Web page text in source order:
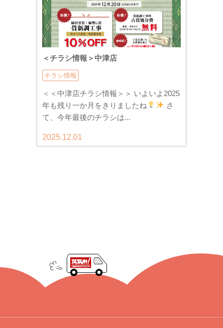
＜チラシ情報＞中津店
チラシ情報
＜＜中津店チラシ情報＞＞ いよいよ2025
年も残り一か月をきりましたね
さ
て、今年最後のチラシは...
2025.12.01